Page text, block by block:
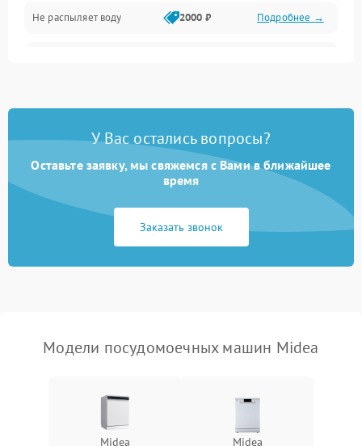
Программное обеспечение
Не распыляет воду 2000 ₽ Подробнее →
Проблемы с набором
Не работает сушилка 2100 ₽ Подробнее →
Сбои в работе таймера 1700 ₽
У Вас остались вопросы?
Оставьте заявку, мы свяжемся с Вами в ближайшее
время
Заказать звонок
Модели посудомоечных машин Midea
Midea
Midea